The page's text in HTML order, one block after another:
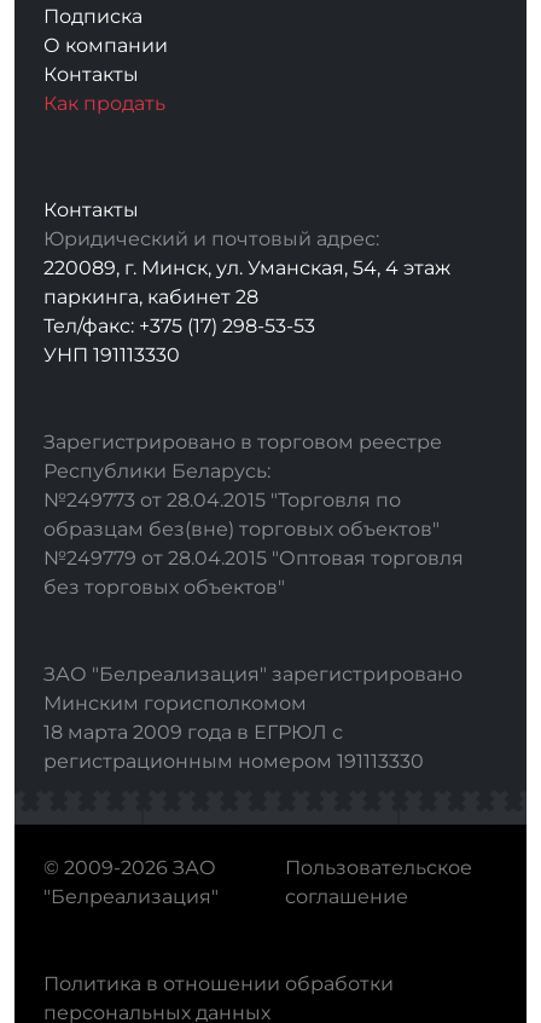
Подписка
О компании
Контакты
Как продать
Контакты
Юридический и почтовый адрес:
220089, г. Минск, ул. Уманская, 54, 4 этаж
паркинга, кабинет 28
Тел/факс: +375 (17) 298-53-53
УНП 191113330
Зарегистрировано в торговом реестре
Республики Беларусь:
№249773 от 28.04.2015 "Торговля по
образцам без(вне) торговых объектов"
№249779 от 28.04.2015 "Оптовая торговля
без торговых объектов"
ЗАО "Белреализация" зарегистрировано
Минским горисполкомом
18 марта 2009 года в ЕГРЮЛ с
регистрационным номером 191113330
© 2009-2026 ЗАО
"Белреализация"
Пользовательское
соглашение
Политика в отношении обработки
персональных данных